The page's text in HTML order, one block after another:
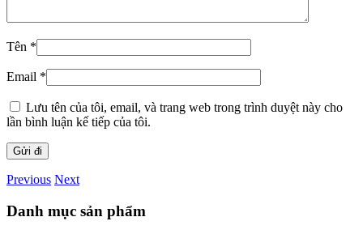
Tên *
Email *
Lưu tên của tôi, email, và trang web trong trình duyệt này cho
lần bình luận kế tiếp của tôi.
Previous Next
Danh mục sản phẩm